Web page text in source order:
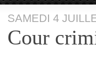
SAMEDI 4
Cour